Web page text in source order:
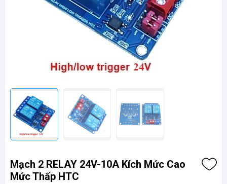
Mạch 2 RELAY 24V-10A Kích Mức Cao
Mức Thấp HTC